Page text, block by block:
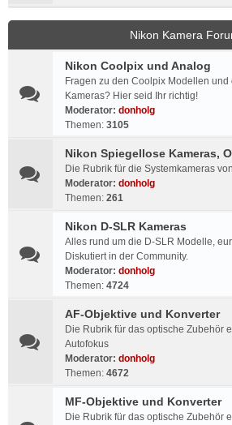
Nikon Kamera
Nikon Coolpix und Analog
Fragen zu den Coolpix Modellen
Kameras? Hier seid Ihr richtig!
Moderator: donholg
Themen: 3105
Nikon Spiegellose Kameras,
Die Rubrik für die Systemkameras
Moderator: donholg
Themen: 261
Nikon D-SLR Kameras
Alles rund um die D-SLR Modelle,
Diskutiert in der Community.
Moderator: donholg
Themen: 4724
AF-Objektive und Konverter
Die Rubrik für das optische Zubehör
Autofokus
Moderator: donholg
Themen: 4672
MF-Objektive und Konverter
Die Rubrik für das optische Zubehör